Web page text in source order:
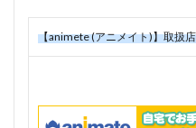
【animete (アニメイト)】取扱